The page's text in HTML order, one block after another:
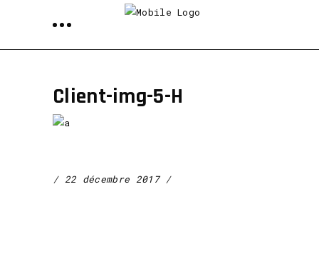
Client-img-5-H
22 décembre 2017